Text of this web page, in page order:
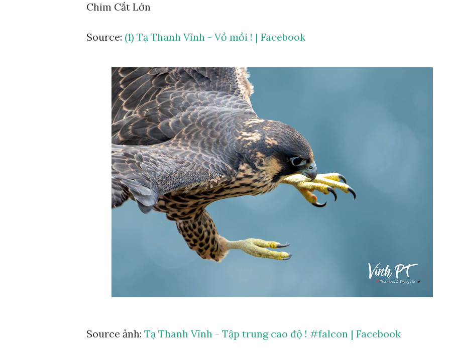
Chim Cắt Lớn
Source: (1) Tạ Thanh Vĩnh - Vồ mồi ! | Facebook
Source ảnh: Tạ Thanh Vĩnh - Tập trung cao độ ! #falcon | Facebook